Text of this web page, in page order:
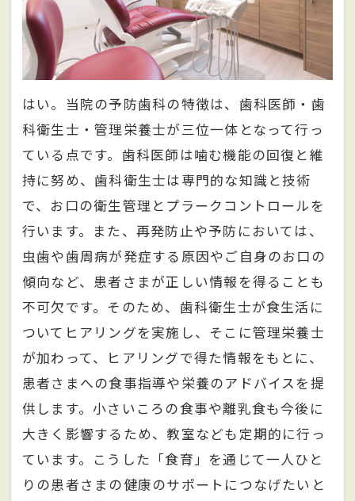
はい。当院の予防歯科の特徴は、歯科医師・歯
科衛生士・管理栄養士が三位一体となって行っ
ている点です。歯科医師は噛む機能の回復と維
持に努め、歯科衛生士は専門的な知識と技術
で、お口の衛生管理とプラークコントロールを
行います。また、再発防止や予防においては、
虫歯や歯周病が発症する原因やご自身のお口の
傾向など、患者さまが正しい情報を得ることも
不可欠です。そのため、歯科衛生士が食生活に
ついてヒアリングを実施し、そこに管理栄養士
が加わって、ヒアリングで得た情報をもとに、
患者さまへの食事指導や栄養のアドバイスを提
供します。小さいころの食事や離乳食も今後に
大きく影響するため、教室なども定期的に行っ
ています。こうした「食育」を通じて一人ひと
りの患者さまの健康のサポートにつなげたいと